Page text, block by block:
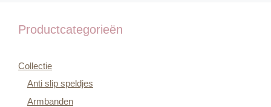
Productcategorieën
Collectie
Anti slip speldjes
Armbanden